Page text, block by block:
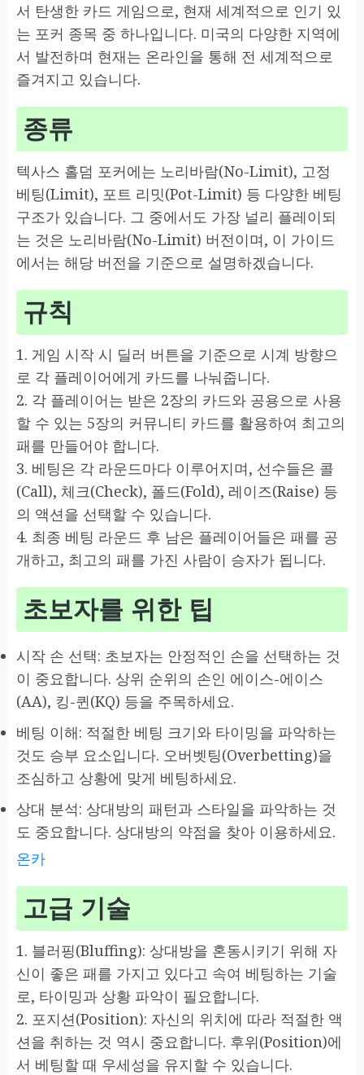
서 탄생한 카드 게임으로, 현재 세계적으로 인기 있
는 포커 종목 중 하나입니다. 미국의 다양한 지역에
서 발전하며 현재는 온라인을 통해 전 세계적으로
즐겨지고 있습니다.
종류
텍사스 홀덤 포커에는 노리바람(No-Limit), 고정
베팅(Limit), 포트 리밋(Pot-Limit) 등 다양한 베팅
구조가 있습니다. 그 중에서도 가장 널리 플레이되
는 것은 노리바람(No-Limit) 버전이며, 이 가이드
에서는 해당 버전을 기준으로 설명하겠습니다.
규칙
1. 게임 시작 시 딜러 버튼을 기준으로 시계 방향으
로 각 플레이어에게 카드를 나눠줍니다.
2. 각 플레이어는 받은 2장의 카드와 공용으로 사용
할 수 있는 5장의 커뮤니티 카드를 활용하여 최고의
패를 만들어야 합니다.
3. 베팅은 각 라운드마다 이루어지며, 선수들은 콜
(Call), 체크(Check), 폴드(Fold), 레이즈(Raise) 등
의 액션을 선택할 수 있습니다.
4. 최종 베팅 라운드 후 남은 플레이어들은 패를 공
개하고, 최고의 패를 가진 사람이 승자가 됩니다.
초보자를 위한 팁
시작 손 선택: 초보자는 안정적인 손을 선택하는 것
이 중요합니다. 상위 순위의 손인 에이스-에이스
(AA), 킹-퀸(KQ) 등을 주목하세요.
베팅 이해: 적절한 베팅 크기와 타이밍을 파악하는
것도 승부 요소입니다. 오버벳팅(Overbetting)을
조심하고 상황에 맞게 베팅하세요.
상대 분석: 상대방의 패턴과 스타일을 파악하는 것
도 중요합니다. 상대방의 약점을 찾아 이용하세요.
온카
고급 기술
1. 블러핑(Bluffing): 상대방을 혼동시키기 위해 자
신이 좋은 패를 가지고 있다고 속여 베팅하는 기술
로, 타이밍과 상황 파악이 필요합니다.
2. 포지션(Position): 자신의 위치에 따라 적절한 액
션을 취하는 것 역시 중요합니다. 후위(Position)에
서 베팅할 때 우세성을 유지할 수 있습니다.